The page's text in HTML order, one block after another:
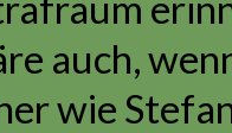
auch,
wie